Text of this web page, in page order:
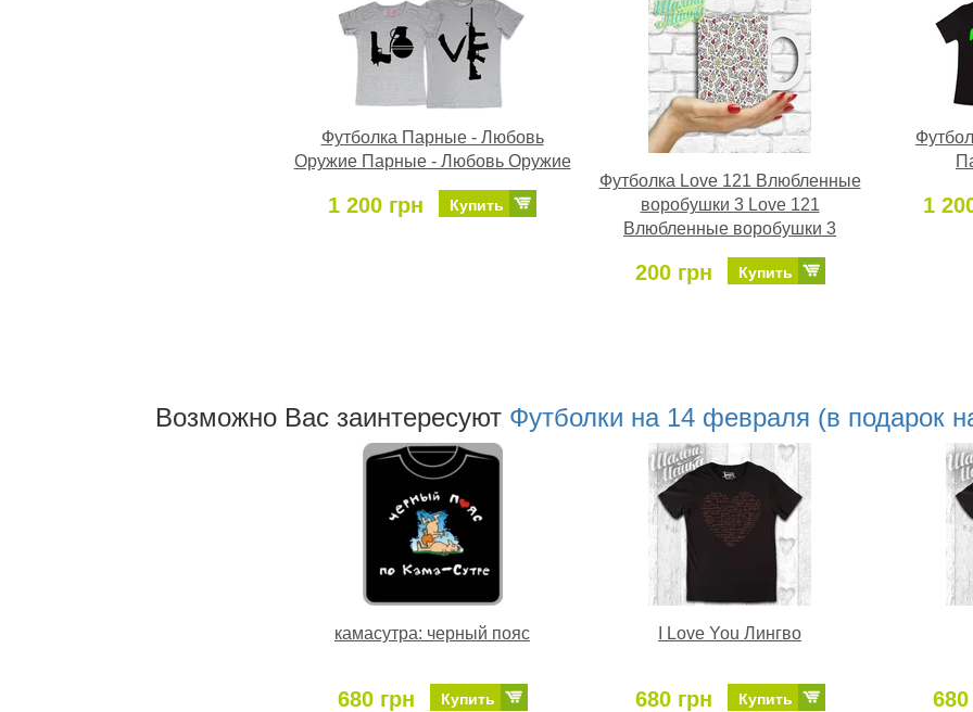
Футболка Парные - Любовь
Оружие Парные - Любовь Оружие
1 200 грн Купить
Футболка Love 121 Влюбленные
воробушки 3 Love 121
Влюбленные воробушки 3
200 грн Купить
1
Возможно Ваc заинтересуют Футболки на 14 февраля (в подарок
камасутра: черный пояс
680 грн Купить
I Love You Лингво
680 грн Купить 680